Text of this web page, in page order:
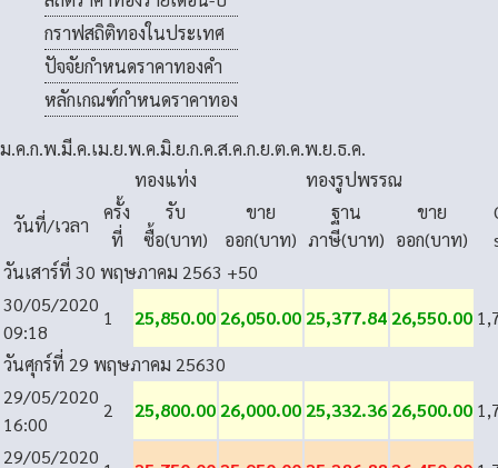
กราฟสถิติทองในประเทศ
ปัจจัยกำหนดราคาทองคำ
หลักเกณฑ์กำหนดราคาทอง
ม.ค.ก.พ.มี.ค.เม.ย.พ.ค.มิ.ย.ก.ค.ส.ค.ก.ย.ต.ค.พ.ย.ธ.ค.
ทองแท่ง
ทองรูปพรรณ
วันที่/เวลา
ครั้ง
ที่
รับ
ซื้อ(บาท)
ขาย
ออก(บาท)
ฐาน
ภาษี(บาท)
ขาย
ออก(บาท)
วันเสาร์ที่ 30 พฤษภาคม 2563 +50
30/05/2020
09:18
1 25,850.00 26,050.00 25,377.84 26,550.00
วันศุกร์ที่ 29 พฤษภาคม 25630
29/05/2020
16:00
2 25,800.00 26,000.00 25,332.36 26,500.00
29/05/2020